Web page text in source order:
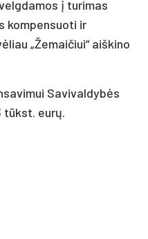
į turimas
kompensuoti ir
„Žemaičiui“ aiškino
Savivaldybės
tūkst. eurų.